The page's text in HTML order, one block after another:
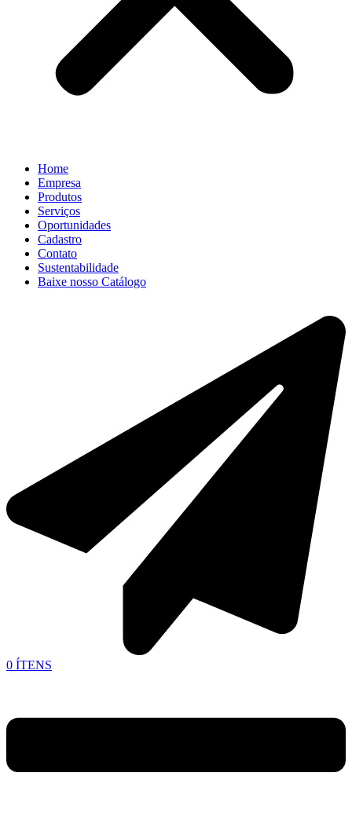
Home
Empresa
Produtos
Serviços
Oportunidades
Cadastro
Contato
Sustentabilidade
Baixe nosso Catálogo
0 ÍTENS